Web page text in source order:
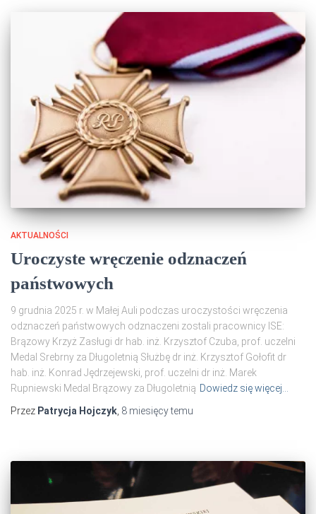
AKTUALNOŚCI
Uroczyste wręczenie odznaczeń
państwowych
9 grudnia 2025 r. w Małej Auli podczas uroczystości wręczenia
odznaczeń państwowych odznaczeni zostali pracownicy ISE:
Brązowy Krzyż Zasługi dr hab. inż. Krzysztof Czuba, prof. uczelni
Medal Srebrny za Długoletnią Służbę dr inż. Krzysztof Gołofit dr
hab. inż. Konrad Jędrzejewski, prof. uczelni dr inż. Marek
Rupniewski Medal Brązowy za Długoletnią Dowiedz się więcej…
Przez Patrycja Hojczyk 8 miesięcytemu